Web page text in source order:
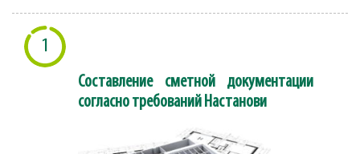
1
Составление сметной документации
согласно требований Настанови